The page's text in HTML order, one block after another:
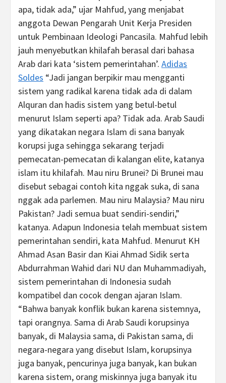
apa, tidak ada,” ujar Mahfud, yang menjabat
anggota Dewan Pengarah Unit Kerja Presiden
untuk Pembinaan Ideologi Pancasila. Mahfud lebih
jauh menyebutkan khilafah berasal dari bahasa
Arab dari kata ‘sistem pemerintahan’. Adidas
Soldes “Jadi jangan berpikir mau mengganti
sistem yang radikal karena tidak ada di dalam
Alquran dan hadis sistem yang betul-betul
menurut Islam seperti apa? Tidak ada. Arab Saudi
yang dikatakan negara Islam di sana banyak
korupsi juga sehingga sekarang terjadi
pemecatan-pemecatan di kalangan elite, katanya
islam itu khilafah. Mau niru Brunei? Di Brunei mau
disebut sebagai contoh kita nggak suka, di sana
nggak ada parlemen. Mau niru Malaysia? Mau niru
Pakistan? Jadi semua buat sendiri-sendiri,”
katanya. Adapun Indonesia telah membuat sistem
pemerintahan sendiri, kata Mahfud. Menurut KH
Ahmad Asan Basir dan Kiai Ahmad Sidik serta
Abdurrahman Wahid dari NU dan Muhammadiyah,
sistem pemerintahan di Indonesia sudah
kompatibel dan cocok dengan ajaran Islam.
“Bahwa banyak konflik bukan karena sistemnya,
tapi orangnya. Sama di Arab Saudi korupsinya
banyak, di Malaysia sama, di Pakistan sama, di
negara-negara yang disebut Islam, korupsinya
juga banyak, pencurinya juga banyak, kan bukan
karena sistem, orang miskinnya juga banyak itu